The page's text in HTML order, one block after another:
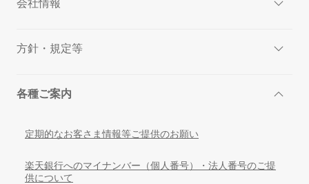
会社情報
方針・規定等
各種ご案内
定期的なお客さま情報等ご提供のお願い
楽天銀行へのマイナンバー（個人番号）・法人番号のご提
供について